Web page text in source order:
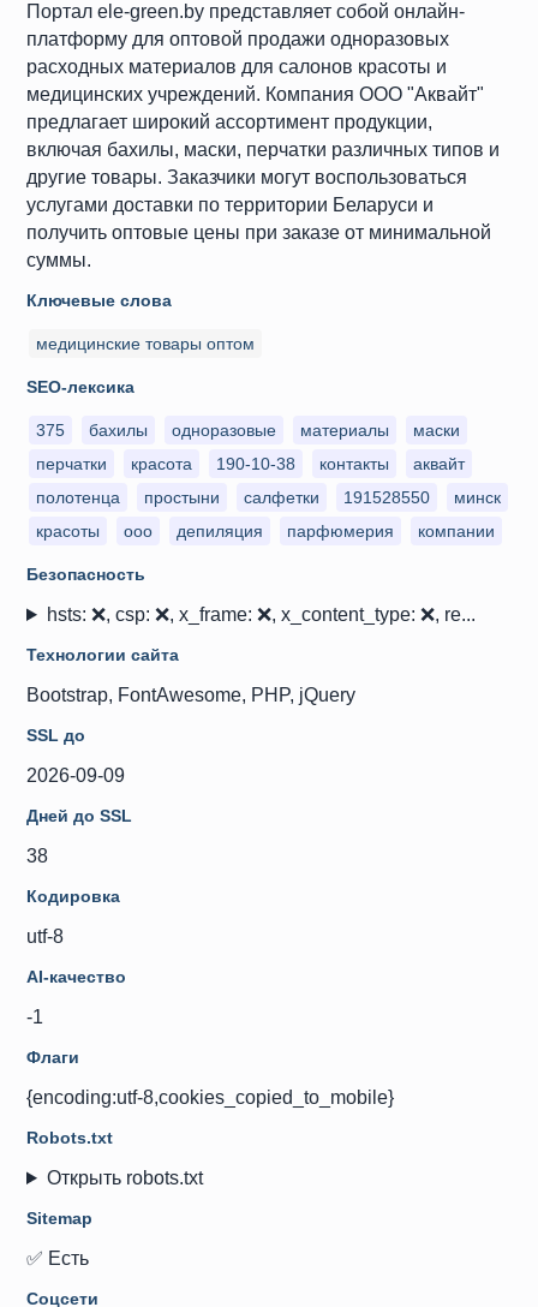
Портал ele-green.by представляет собой онлайн-
платформу для оптовой продажи одноразовых
расходных материалов для салонов красоты и
медицинских учреждений. Компания ООО "Аквайт"
предлагает широкий ассортимент продукции,
включая бахилы, маски, перчатки различных типов и
другие товары. Заказчики могут воспользоваться
услугами доставки по территории Беларуси и
получить оптовые цены при заказе от минимальной
суммы.
Ключевые слова
медицинские товары оптом
SEO-лексика
375 бахилы одноразовые материалы
маски
перчатки
красота 190-10-38 контакты
аквайт
полотенца
простыни салфетки 191528550
минск
красоты
ооо депиляция парфюмерия компании
Безопасность
hsts: ❌, csp: ❌, x_frame: ❌, x_content_type: ❌, re...
Технологии сайта
Bootstrap, FontAwesome, PHP, jQuery
SSL до
2026-09-09
Дней до SSL
38
Кодировка
utf-8
AI-качество
-1
Флаги
{encoding:utf-8,cookies_copied_to_mobile}
Robots.txt
Открыть robots.txt
Sitemap
✅ Есть
Соцсети